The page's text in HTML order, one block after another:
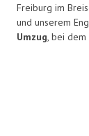
Freiburg im
und unserem
Umzug, bei